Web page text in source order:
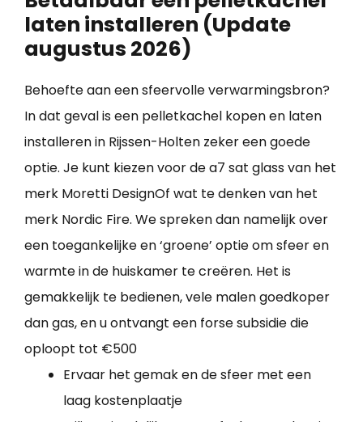
laten installeren (Update
augustus 2026)
Behoefte aan een sfeervolle verwarmingsbron?
In dat geval is een pelletkachel kopen en laten
installeren in Rijssen-Holten zeker een goede
optie. Je kunt kiezen voor de a7 sat glass van het
merk Moretti DesignOf wat te denken van het
merk Nordic Fire. We spreken dan namelijk over
een toegankelijke en ‘groene’ optie om sfeer en
warmte in de huiskamer te creëren. Het is
gemakkelijk te bedienen, vele malen goedkoper
dan gas, en u ontvangt een forse subsidie die
oploopt tot €500
Ervaar het gemak en de sfeer met een
laag kostenplaatje